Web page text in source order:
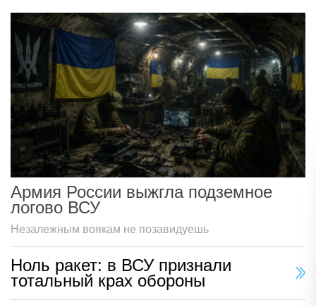
Армия России выжгла подземное
логово ВСУ
Незалежным воякам не позавидуешь
Ноль ракет: в ВСУ признали
тотальный крах обороны